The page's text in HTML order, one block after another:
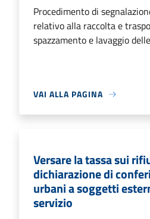
Procedimento di
relativo alla raccolta e
spazzamento e lavaggio
VAI ALLA PAGINA
Versare la tassa sui
dichiarazione di
urbani a soggetti
servizio